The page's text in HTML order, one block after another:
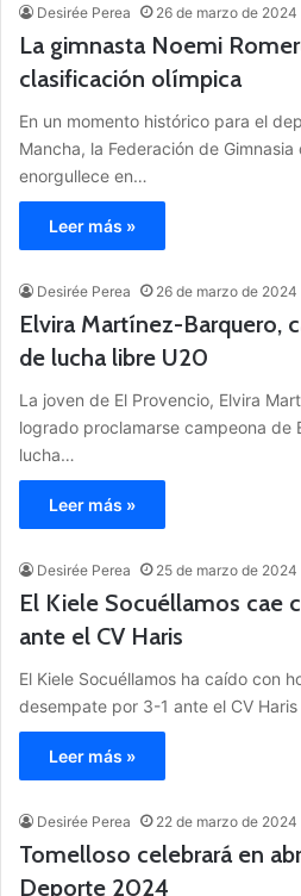
Desirée Perea 26 de marzo de 2024
La gimnasta Noemi
clasificación olímpica
En un momento histórico para el
Mancha, la Federación de
enorgullece en…
Leer más »
Desirée Perea 26 de marzo de 2024
Elvira Martínez-Barquero,
de lucha libre U20
La joven de El Provencio, Elvira
logrado proclamarse campeona de
lucha…
Leer más »
Desirée Perea 25 de marzo de 2024
El Kiele Socuéllamos cae
ante el CV Haris
El Kiele Socuéllamos ha caído con
desempate por 3-1 ante el CV
Leer más »
Desirée Perea 22 de marzo de 2024
Tomelloso celebrará en
Deporte 2024